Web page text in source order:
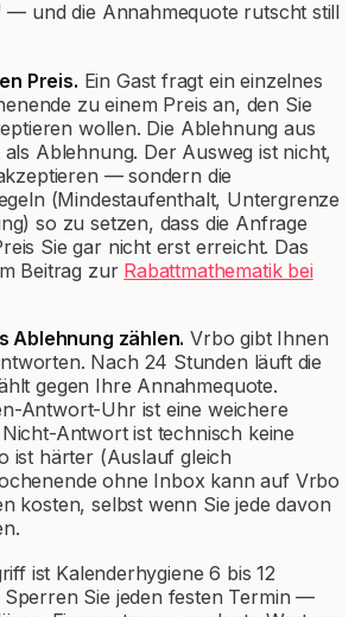
— und die Annahmequote rutscht still
Preis. Ein Gast fragt ein einzelnes
zu einem Preis an, den Sie
wollen. Die Ablehnung aus
Ablehnung. Der Ausweg ist nicht,
— sondern die
(Mindestaufenthalt, Untergrenze
so zu setzen, dass die Anfrage
Sie gar nicht erst erreicht. Das
Beitrag zur Rabattmathematik bei
Ablehnung zählen. Vrbo gibt Ihnen
Nach 24 Stunden läuft die
gegen Ihre Annahmequote.
Antwort-Uhr ist eine weichere
Antwort ist technisch keine
ist härter (Auslauf gleich
ohne Inbox kann auf Vrbo
kosten, selbst wenn Sie jede davon
ist Kalenderhygiene 6 bis 12
Sperren Sie jeden festen Termin —